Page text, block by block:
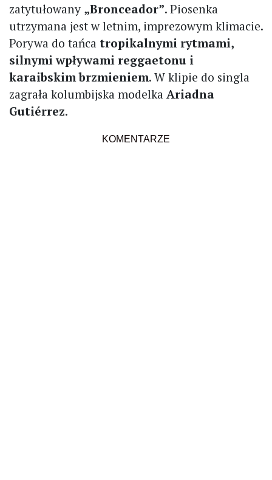
zatytułowany „Bronceador”. Piosenka
utrzymana jest w letnim, imprezowym klimacie.
Porywa do tańca tropikalnymi rytmami,
silnymi wpływami reggaetonu i
karaibskim brzmieniem. W klipie do singla
zagrała kolumbijska modelka Ariadna
Gutiérrez.
KOMENTARZE